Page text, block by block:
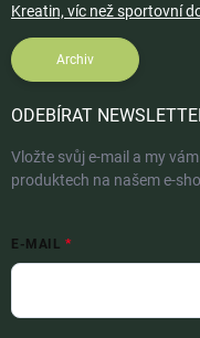
Kreatin, víc než sportovní
Archiv
ODEBÍRAT
Vložte svůj e-mail a my
produktech na našem e-
E-MAIL